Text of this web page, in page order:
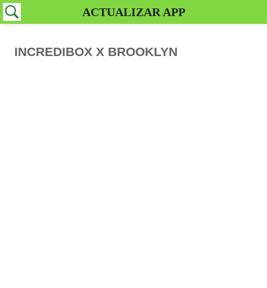
INCREDIBOX X BROOKLYN
ACTUALIZAR APP